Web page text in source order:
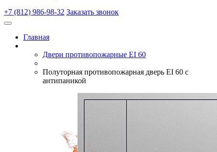
+7 (812) 986-98-32 Заказать звонок
Главная
Двери противопожарные EI 60
Полуторная противопожарная дверь EI 60 с
антипаникой